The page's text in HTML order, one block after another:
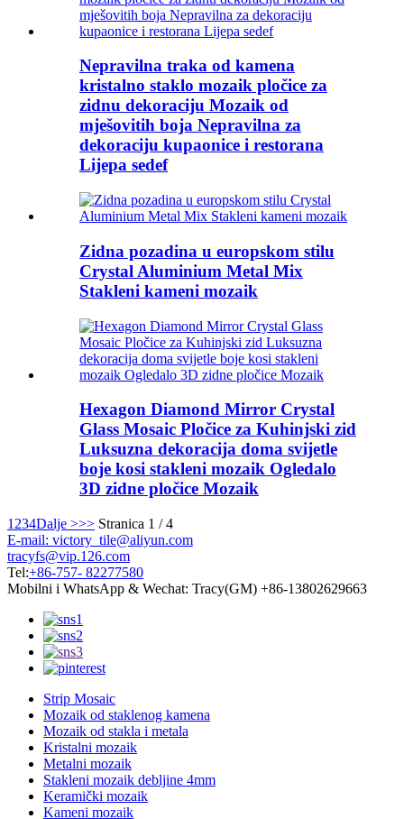
Nepravilna traka od kamena
kristalno staklo mozaik pločice za
zidnu dekoraciju Mozaik od
mješovitih boja Nepravilna za
dekoraciju kupaonice i restorana
Lijepa sedef
Zidna pozadina u europskom stilu
Crystal Aluminium Metal Mix
Stakleni kameni mozaik
Hexagon Diamond Mirror Crystal
Glass Mosaic Pločice za Kuhinjski zid
Luksuzna dekoracija doma svijetle
boje kosi stakleni mozaik Ogledalo
3D zidne pločice Mozaik
1 234Dalje >>> Stranica 1 / 4
E-mail: victory_tile@aliyun.com
tracyfs@vip.126.com
Tel:+86-757- 82277580
Mobilni i WhatsApp & Wechat: Tracy(GM) +86-13802629663
Strip Mosaic
Mozaik od staklenog kamena
Mozaik od stakla i metala
Kristalni mozaik
Metalni mozaik
Stakleni mozaik debljine 4mm
Keramički mozaik
Kameni mozaik